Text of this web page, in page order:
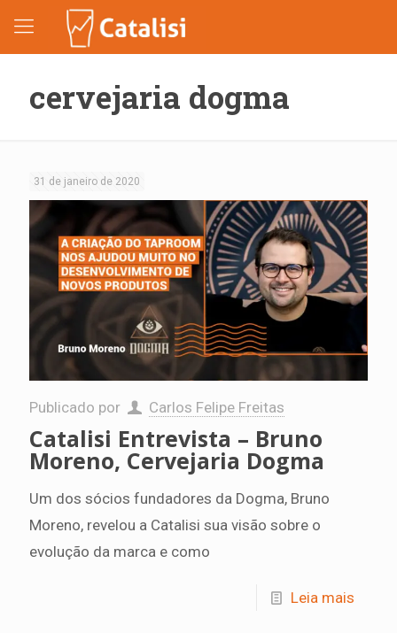
cervejaria dogma
31 de janeiro de 2020
Publicado por Carlos Felipe Freitas
Catalisi Entrevista – Bruno
Moreno, Cervejaria Dogma
Um dos sócios fundadores da Dogma, Bruno
Moreno, revelou a Catalisi sua visão sobre o
evolução da marca e como
Leia mais